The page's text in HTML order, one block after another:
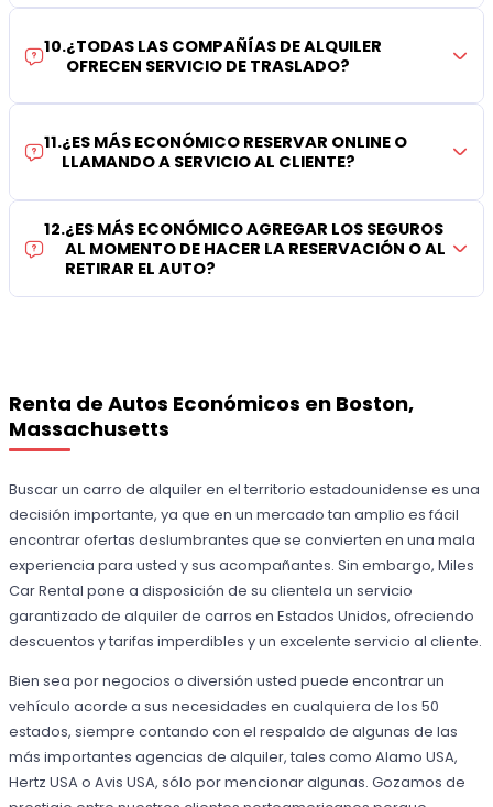
10.¿TODAS LAS COMPAÑÍAS DE ALQUILER
OFRECEN SERVICIO DE TRASLADO?
11.¿ES MÁS ECONÓMICO RESERVAR ONLINE O
LLAMANDO A SERVICIO AL CLIENTE?
12.¿ES MÁS ECONÓMICO AGREGAR LOS SEGUROS
AL MOMENTO DE HACER LA RESERVACIÓN O AL
RETIRAR EL AUTO?
Renta de Autos Económicos en Boston,
Massachusetts
Buscar un carro de alquiler en el territorio estadounidense es una
decisión importante, ya que en un mercado tan amplio es fácil
encontrar ofertas deslumbrantes que se convierten en una mala
experiencia para usted y sus acompañantes. Sin embargo, Miles
Car Rental pone a disposición de su clientela un servicio
garantizado de alquiler de carros en Estados Unidos, ofreciendo
descuentos y tarifas imperdibles y un excelente servicio al cliente.
Bien sea por negocios o diversión usted puede encontrar un
vehículo acorde a sus necesidades en cualquiera de los 50
estados, siempre contando con el respaldo de algunas de las
más importantes agencias de alquiler, tales como Alamo USA,
Hertz USA o Avis USA, sólo por mencionar algunas. Gozamos de